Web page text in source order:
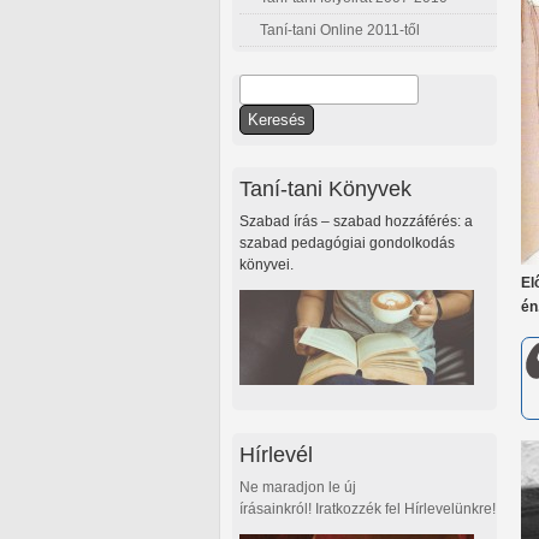
Taní-tani Online 2011-től
Keresés űrlap
Taní-tani Könyvek
Szabad írás – szabad hozzáférés: a
szabad pedagógiai gondolkodás
könyvei.
Hírlevél
Ne maradjon le új
írásainkról! Iratkozzék fel Hírlevelünkre!